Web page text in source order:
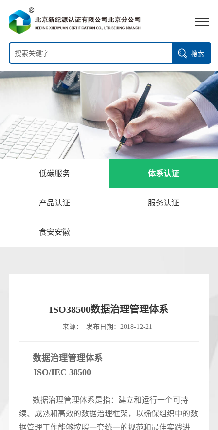
搜索
低碳服务 体系认证
产品认证 服务认证
食安安徽
ISO38500数据治理管理体系
来源： 发布日期：2018-12-21
数据治理管理体系
ISO/IEC 38500
数据治理管理体系是指：建立和运行一个可持
续、成熟和高效的数据治理框架，以确保组织中的数
据管理工作能够按照一套统一的规范和最佳实践进